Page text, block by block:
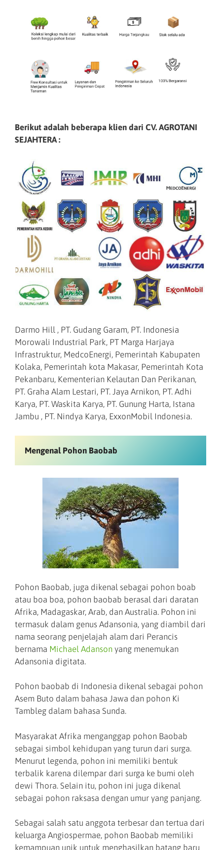
Berikut adalah beberapa klien dari CV. AGROTANI
SEJAHTERA :
Darmo Hill , PT. Gudang Garam, PT. Indonesia
Morowali Industrial Park, PT Marga Harjaya
Infrastruktur, MedcoEnergi, Pemerintah Kabupaten
Kolaka, Pemerintah kota Makasar, Pemerintah Kota
Pekanbaru, Kementerian Kelautan Dan Perikanan,
PT. Graha Alam Lestari, PT. Jaya Arnikon, PT. Adhi
Karya, PT. Waskita Karya, PT. Gunung Harta, Istana
Jambu , PT. Nindya Karya, ExxonMobil Indonesia.
Mengenal Pohon Baobab
Pohon Baobab, juga dikenal sebagai pohon boab
atau boa boa, pohon baobab berasal dari daratan
Afrika, Madagaskar, Arab, dan Australia. Pohon ini
termasuk dalam genus Adansonia, yang diambil dari
nama seorang penjelajah alam dari Perancis
bernama Michael Adanson yang menemukan
Adansonia digitata.
Pohon baobab di Indonesia dikenal sebagai pohon
Asem Buto dalam bahasa Jawa dan pohon Ki
Tambleg dalam bahasa Sunda.
Masyarakat Afrika menganggap pohon Baobab
sebagai simbol kehidupan yang turun dari surga.
Menurut legenda, pohon ini memiliki bentuk
terbalik karena dilempar dari surga ke bumi oleh
dewi Thora. Selain itu, pohon ini juga dikenal
sebagai pohon raksasa dengan umur yang panjang.
Sebagai salah satu anggota terbesar dan tertua dari
keluarga Angiospermae, pohon Baobab memiliki
kemampuan unik untuk menghasilkan batang baru